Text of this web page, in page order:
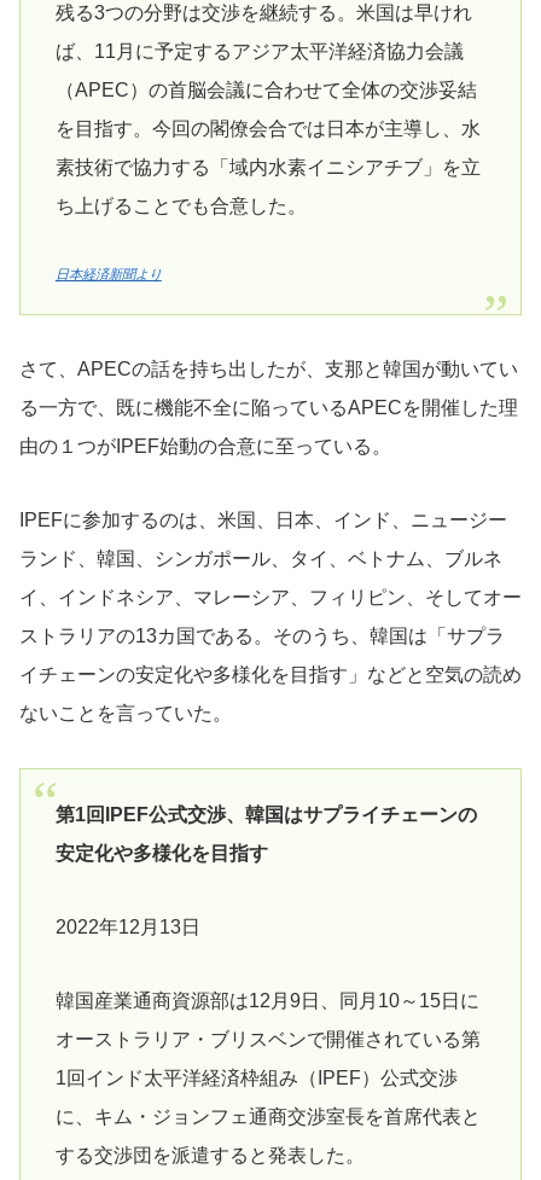
残る3つの分野は交渉を継続する。米国は早けれ
ば、11月に予定するアジア太平洋経済協力会議
（APEC）の首脳会議に合わせて全体の交渉妥結
を目指す。今回の閣僚会合では日本が主導し、水
素技術で協力する「域内水素イニシアチブ」を立
ち上げることでも合意した。
日本経済新聞より
さて、APECの話を持ち出したが、支那と韓国が動いてい
る一方で、既に機能不全に陥っているAPECを開催した理
由の１つがIPEF始動の合意に至っている。
IPEFに参加するのは、米国、日本、インド、ニュージー
ランド、韓国、シンガポール、タイ、ベトナム、ブルネ
イ、インドネシア、マレーシア、フィリピン、そしてオー
ストラリアの13カ国である。そのうち、韓国は「サプラ
イチェーンの安定化や多様化を目指す」などと空気の読め
ないことを言っていた。
第1回IPEF公式交渉、韓国はサプライチェーンの
安定化や多様化を目指す
2022年12月13日
韓国産業通商資源部は12月9日、同月10～15日に
オーストラリア・ブリスベンで開催されている第
1回インド太平洋経済枠組み（IPEF）公式交渉
に、キム・ジョンフェ通商交渉室長を首席代表と
する交渉団を派遣すると発表した。